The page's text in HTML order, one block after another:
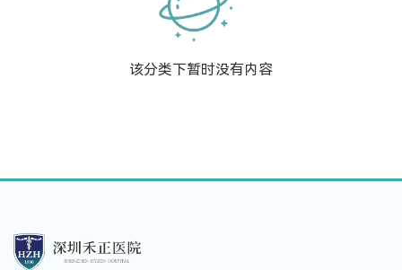
该分类下暂时没有内容